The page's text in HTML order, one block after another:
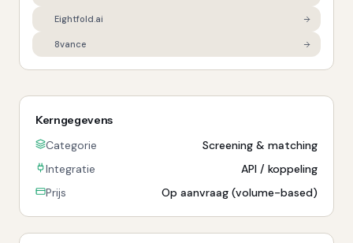
Eightfold.ai
8vance
Kerngegevens
Categorie
Screening & matching
Integratie
API / koppeling
Prijs
Op aanvraag (volume-based)